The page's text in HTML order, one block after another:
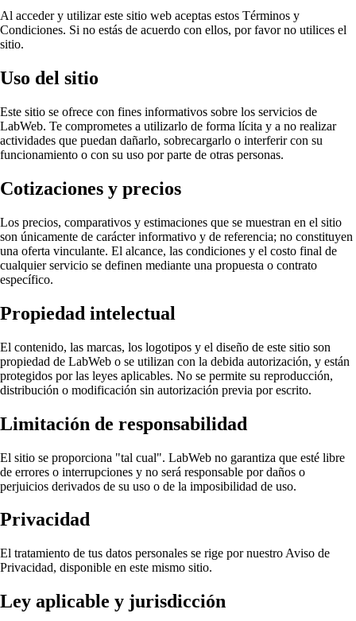
Al acceder y utilizar este sitio web aceptas estos Términos y
Condiciones. Si no estás de acuerdo con ellos, por favor no utilices el
sitio.
Uso del sitio
Este sitio se ofrece con fines informativos sobre los servicios de
LabWeb. Te comprometes a utilizarlo de forma lícita y a no realizar
actividades que puedan dañarlo, sobrecargarlo o interferir con su
funcionamiento o con su uso por parte de otras personas.
Cotizaciones y precios
Los precios, comparativos y estimaciones que se muestran en el sitio
son únicamente de carácter informativo y de referencia; no constituyen
una oferta vinculante. El alcance, las condiciones y el costo final de
cualquier servicio se definen mediante una propuesta o contrato
específico.
Propiedad intelectual
El contenido, las marcas, los logotipos y el diseño de este sitio son
propiedad de LabWeb o se utilizan con la debida autorización, y están
protegidos por las leyes aplicables. No se permite su reproducción,
distribución o modificación sin autorización previa por escrito.
Limitación de responsabilidad
El sitio se proporciona "tal cual". LabWeb no garantiza que esté libre
de errores o interrupciones y no será responsable por daños o
perjuicios derivados de su uso o de la imposibilidad de uso.
Privacidad
El tratamiento de tus datos personales se rige por nuestro Aviso de
Privacidad, disponible en este mismo sitio.
Ley aplicable y jurisdicción